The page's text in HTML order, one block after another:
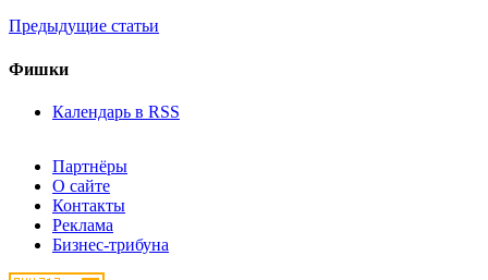
Предыдущие статьи
Фишки
Календарь в RSS
Партнёры
О сайте
Контакты
Реклама
Бизнес-трибуна